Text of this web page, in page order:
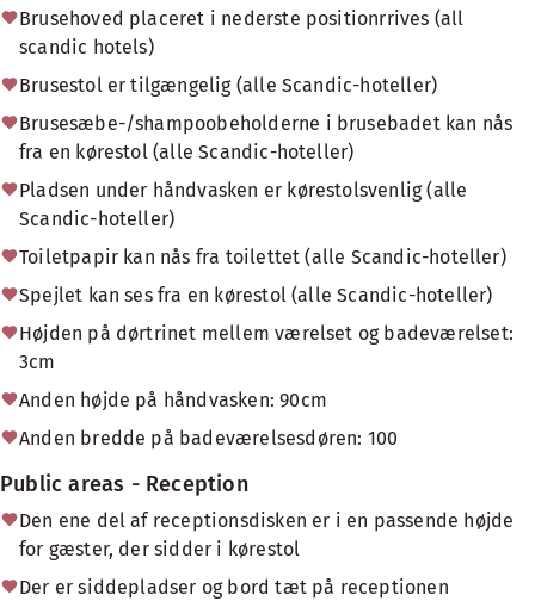
Brusehoved placeret i nederste positionrrives (all
scandic hotels)
Brusestol er tilgængelig (alle Scandic-hoteller)
Brusesæbe-/shampoobeholderne i brusebadet kan nås
fra en kørestol (alle Scandic-hoteller)
Pladsen under håndvasken er kørestolsvenlig (alle
Scandic-hoteller)
Toiletpapir kan nås fra toilettet (alle Scandic-hoteller)
Spejlet kan ses fra en kørestol (alle Scandic-hoteller)
Højden på dørtrinet mellem værelset og badeværelset:
3cm
Anden højde på håndvasken: 90cm
Anden bredde på badeværelsesdøren: 100
Public areas - Reception
Den ene del af receptionsdisken er i en passende højde
for gæster, der sidder i kørestol
Der er siddepladser og bord tæt på receptionen